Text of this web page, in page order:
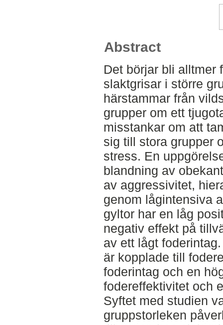
Abstract
Det börjar bli alltmer
slaktgrisar i större
härstammar från
grupper om ett
misstankar om att
sig till stora grupper
stress. En
blandning av
av aggressivitet,
genom lågintensiva
gyltor har en låg
negativ effekt på
av ett lågt
är kopplade till
foderintag och en
fodereffektivitet och
Syftet med studien
gruppstorleken